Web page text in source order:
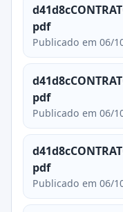
pdf
Publicado em 06/
pdf
Publicado em 06/
pdf
Publicado em 06/